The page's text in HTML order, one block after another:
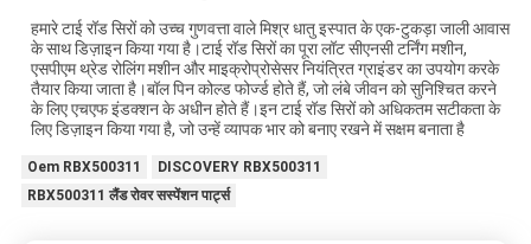
हमारे टाई रॉड सिरों को उच्च गुणवत्ता वाले मिश्र धातु इस्पात के एक-टुकड़ा जाली आवास
के साथ डिज़ाइन किया गया है।टाई रॉड सिरों का पूरा लॉट सीएनसी टर्निंग मशीन,
एसपीएम थ्रेड रोलिंग मशीन और माइक्रोप्रोसेसर नियंत्रित ग्राइंडर का उपयोग करके
तैयार किया जाता है।बॉल पिन कोल्ड फोर्ज्ड होते हैं, जो लंबे जीवन को सुनिश्चित करने
के लिए एचएफ इंडक्शन के अधीन होते हैं।इन टाई रॉड सिरों को अधिकतम सटीकता के
लिए डिज़ाइन किया गया है, जो उन्हें व्यापक भार को बनाए रखने में सक्षम बनाता है
Oem RBX500311
DISCOVERY RBX500311
RBX500311 लैंड रोवर सस्पेंशन पार्ट्स